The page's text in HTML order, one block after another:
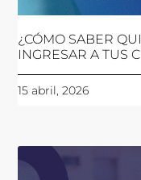
¿CÓMO SABER
INGRESAR A TUS
15 abril, 2026